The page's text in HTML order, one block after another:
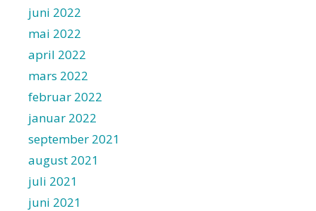
juni 2022
mai 2022
april 2022
mars 2022
februar 2022
januar 2022
september 2021
august 2021
juli 2021
juni 2021